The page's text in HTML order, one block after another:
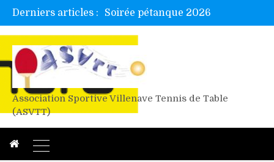
Derniers articles :
Alex valide l’EF
Titres de Gironde loisirs 2026
Association Sportive Villenave Tennis de Table
(ASVTT)